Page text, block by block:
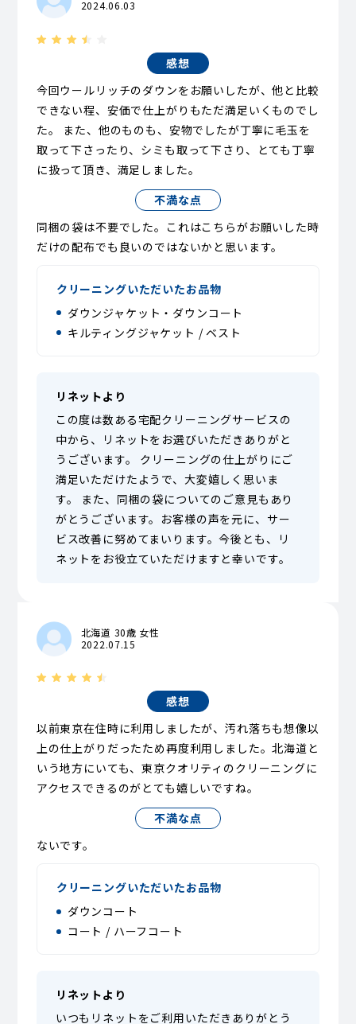
2024.06.03
感想
今回ウールリッチのダウンをお願いしたが、他と比較
できない程、安価で仕上がりもただ満足いくものでし
た。 また、他のものも、安物でしたが丁寧に毛玉を
取って下さったり、シミも取って下さり、とても丁寧
に扱って頂き、満足しました。
不満な点
同梱の袋は不要でした。これはこちらがお願いした時
だけの配布でも良いのではないかと思います。
クリーニングいただいたお品物
ダウンジャケット・ダウンコート
キルティングジャケット / ベスト
リネットより
この度は数ある宅配クリーニングサービスの
中から、リネットをお選びいただきありがと
うございます。 クリーニングの仕上がりにご
満足いただけたようで、大変嬉しく思いま
す。 また、同梱の袋についてのご意見もあり
がとうございます。お客様の声を元に、サー
ビス改善に努めてまいります。今後とも、リ
ネットをお役立ていただけますと幸いです。
北海道 30歳 女性
2022.07.15
感想
以前東京在住時に利用しましたが、汚れ落ちも想像以
上の仕上がりだったため再度利用しました。北海道と
いう地方にいても、東京クオリティのクリーニングに
アクセスできるのがとても嬉しいですね。
不満な点
ないです。
クリーニングいただいたお品物
ダウンコート
コート / ハーフコート
リネットより
いつもリネットをご利用いただきありがとう